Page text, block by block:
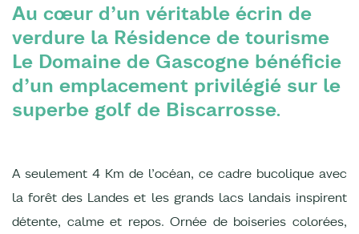
Au cœur d’un véritable écrin de
verdure la Résidence de tourisme
Le Domaine de Gascogne bénéficie
d’un emplacement privilégié sur le
superbe golf de Biscarrosse.
A seulement 4 Km de l’océan, ce cadre bucolique avec
la forêt des Landes et les grands lacs landais inspirent
détente, calme et repos. Ornée de boiseries colorées,